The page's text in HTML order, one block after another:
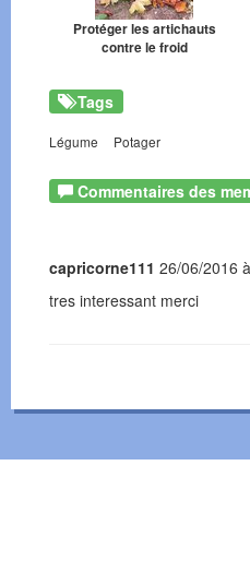
Protéger les artichauts
contre le froid
Tags
Légume Potager
Commentaires des
capricorne111 26/06/2016
tres interessant merci